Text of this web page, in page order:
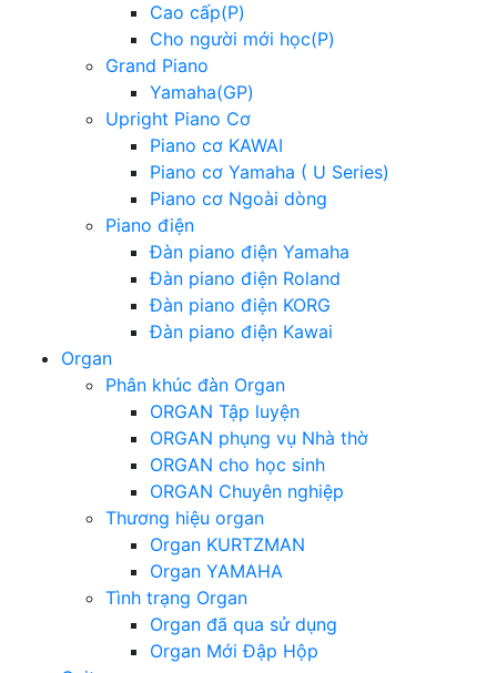
Cao cấp(P)
Cho người mới học(P)
Grand Piano
Yamaha(GP)
Upright Piano Cơ
Piano cơ KAWAI
Piano cơ Yamaha ( U Series)
Piano cơ Ngoài dòng
Piano điện
Đàn piano điện Yamaha
Đàn piano điện Roland
Đàn piano điện KORG
Đàn piano điện Kawai
Organ
Phân khúc đàn Organ
ORGAN Tập luyện
ORGAN phụng vụ Nhà thờ
ORGAN cho học sinh
ORGAN Chuyên nghiệp
Thương hiệu organ
Organ KURTZMAN
Organ YAMAHA
Tình trạng Organ
Organ đã qua sử dụng
Organ Mới Đập Hộp